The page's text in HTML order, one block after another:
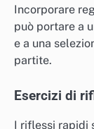
Incorporare
può portare a
e a una
partite.
Esercizi di
I riflessi rapidi